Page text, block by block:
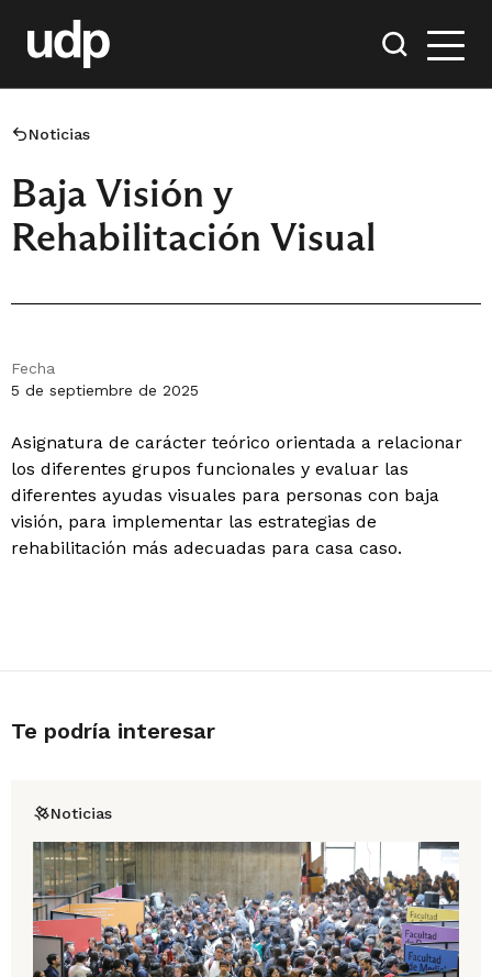
Noticias
Baja Visión y
Rehabilitación Visual
Fecha
5 de septiembre de 2025
Asignatura de carácter teórico orientada a relacionar
los diferentes grupos funcionales y evaluar las
diferentes ayudas visuales para personas con baja
visión, para implementar las estrategias de
rehabilitación más adecuadas para casa caso.
Te podría interesar
Noticias